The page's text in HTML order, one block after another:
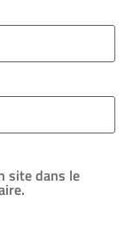
site dans le